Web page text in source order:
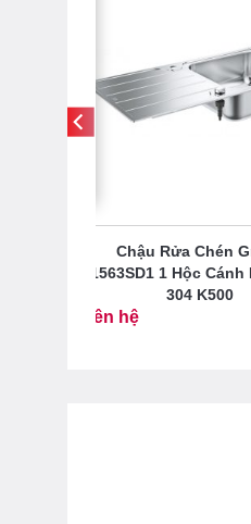
Đèn LED báo
Chậu Rửa Chén
31563SD1 1 Hộc
304 K500
Liên hệ